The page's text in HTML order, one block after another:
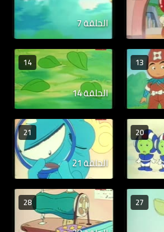
الحلقة 7
13
14
الحلقة 14
20
21
الحلقة 21
27
28